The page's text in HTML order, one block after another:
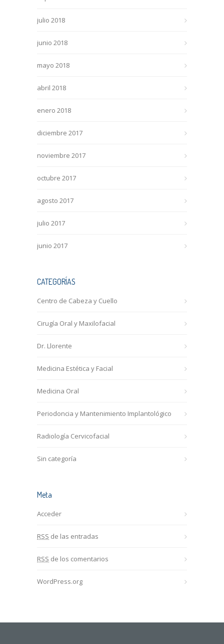
julio 2018
junio 2018
mayo 2018
abril 2018
enero 2018
diciembre 2017
noviembre 2017
octubre 2017
agosto 2017
julio 2017
junio 2017
CATEGORÍAS
Centro de Cabeza y Cuello
Cirugía Oral y Maxilofacial
Dr. Llorente
Medicina Estética y Facial
Medicina Oral
Periodoncia y Mantenimiento Implantológico
Radiología Cervicofacial
Sin categoría
Meta
Acceder
RSS de las entradas
RSS de los comentarios
WordPress.org